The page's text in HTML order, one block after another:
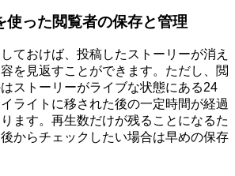
使った閲覧者の保存と管理
ておけば、投稿したストーリーが消え
を見返すことができます。ただし、閲
ストーリーがライブな状態にある24
ライトに移された後の一定時間が経過
ます。再生数だけが残ることになるた
からチェックしたい場合は早めの保存